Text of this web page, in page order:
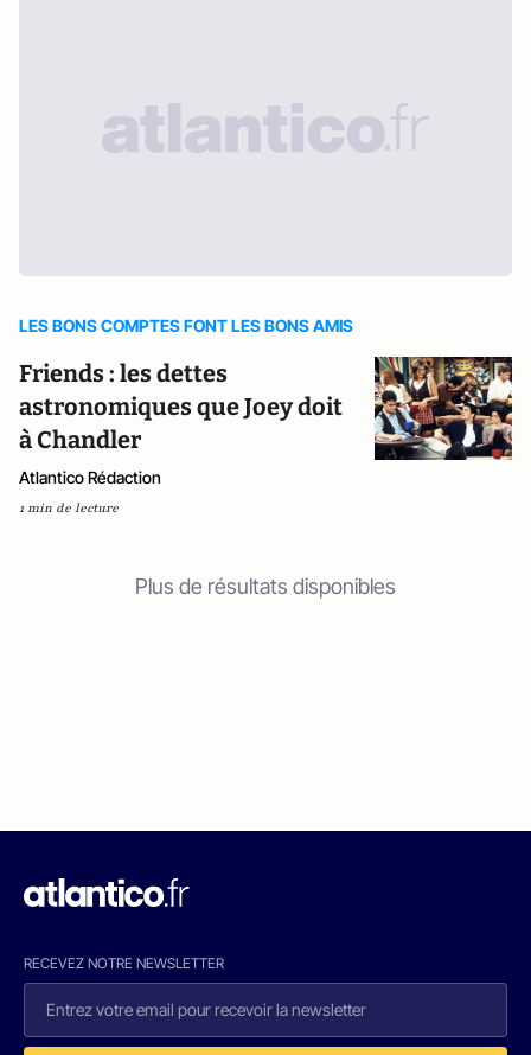
LES BONS COMPTES FONT LES BONS AMIS
Friends : les dettes
astronomiques que Joey doit
à Chandler
Atlantico Rédaction
1 min de lecture
Plus de résultats disponibles
RECEVEZ NOTRE NEWSLETTER